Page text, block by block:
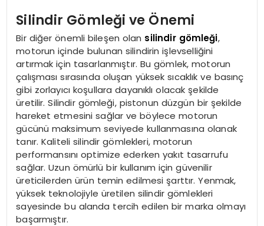
Silindir Gömleği ve Önemi
Bir diğer önemli bileşen olan silindir gömleği,
motorun içinde bulunan silindirin işlevselliğini
artırmak için tasarlanmıştır. Bu gömlek, motorun
çalışması sırasında oluşan yüksek sıcaklık ve basınç
gibi zorlayıcı koşullara dayanıklı olacak şekilde
üretilir. Silindir gömleği, pistonun düzgün bir şekilde
hareket etmesini sağlar ve böylece motorun
gücünü maksimum seviyede kullanmasına olanak
tanır. Kaliteli silindir gömlekleri, motorun
performansını optimize ederken yakıt tasarrufu
sağlar. Uzun ömürlü bir kullanım için güvenilir
üreticilerden ürün temin edilmesi şarttır. Yenmak,
yüksek teknolojiyle üretilen silindir gömlekleri
sayesinde bu alanda tercih edilen bir marka olmayı
başarmıştır.